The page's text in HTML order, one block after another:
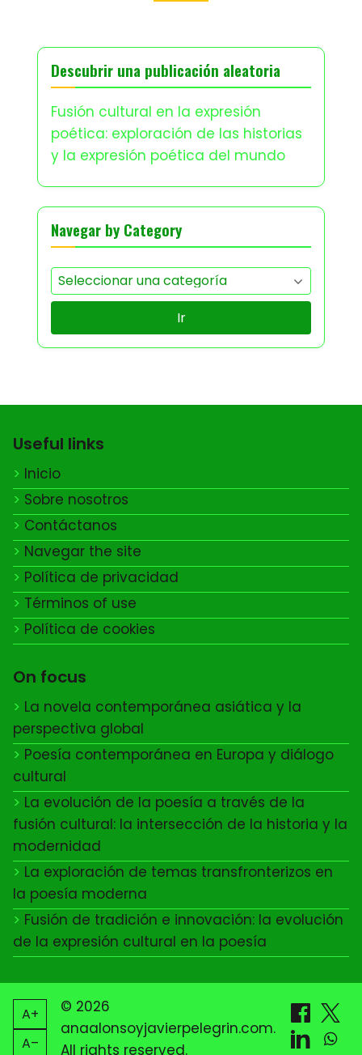
Descubrir una publicación aleatoria
Fusión cultural en la expresión
poética: exploración de las historias
y la expresión poética del mundo
Navegar by Category
Ir
Useful links
Inicio
Sobre nosotros
Contáctanos
Navegar the site
Política de privacidad
Términos of use
Política de cookies
On focus
La novela contemporánea asiática y la
perspectiva global
Poesía contemporánea en Europa y diálogo
cultural
La evolución de la poesía a través de la
fusión cultural: la intersección de la historia y la
modernidad
La exploración de temas transfronterizos en
la poesía moderna
Fusión de tradición e innovación: la evolución
de la expresión cultural en la poesía
A+
A–
© 2026
anaalonsoyjavierpelegrin.com.
All rights reserved.